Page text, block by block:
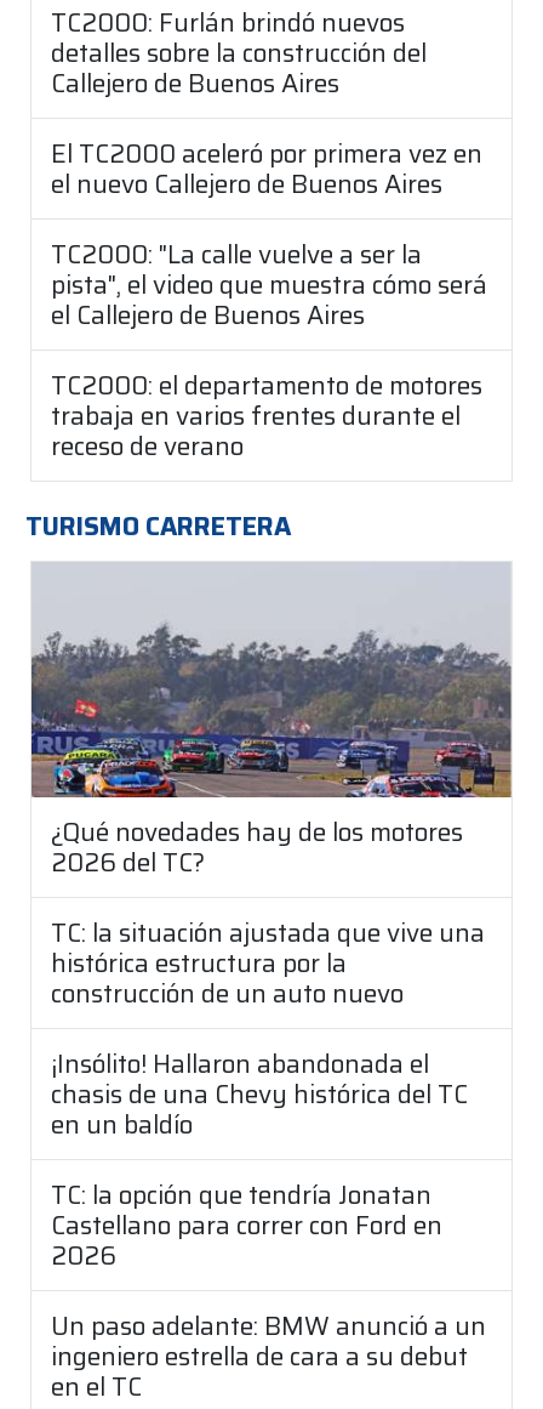
TC2000: Furlán brindó nuevos
detalles sobre la construcción del
Callejero de Buenos Aires
El TC2000 aceleró por primera vez en
el nuevo Callejero de Buenos Aires
TC2000: "La calle vuelve a ser la
pista", el video que muestra cómo será
el Callejero de Buenos Aires
TC2000: el departamento de motores
trabaja en varios frentes durante el
receso de verano
TURISMO CARRETERA
¿Qué novedades hay de los motores
2026 del TC?
TC: la situación ajustada que vive una
histórica estructura por la
construcción de un auto nuevo
¡Insólito! Hallaron abandonada el
chasis de una Chevy histórica del TC
en un baldío
TC: la opción que tendría Jonatan
Castellano para correr con Ford en
2026
Un paso adelante: BMW anunció a un
ingeniero estrella de cara a su debut
en el TC